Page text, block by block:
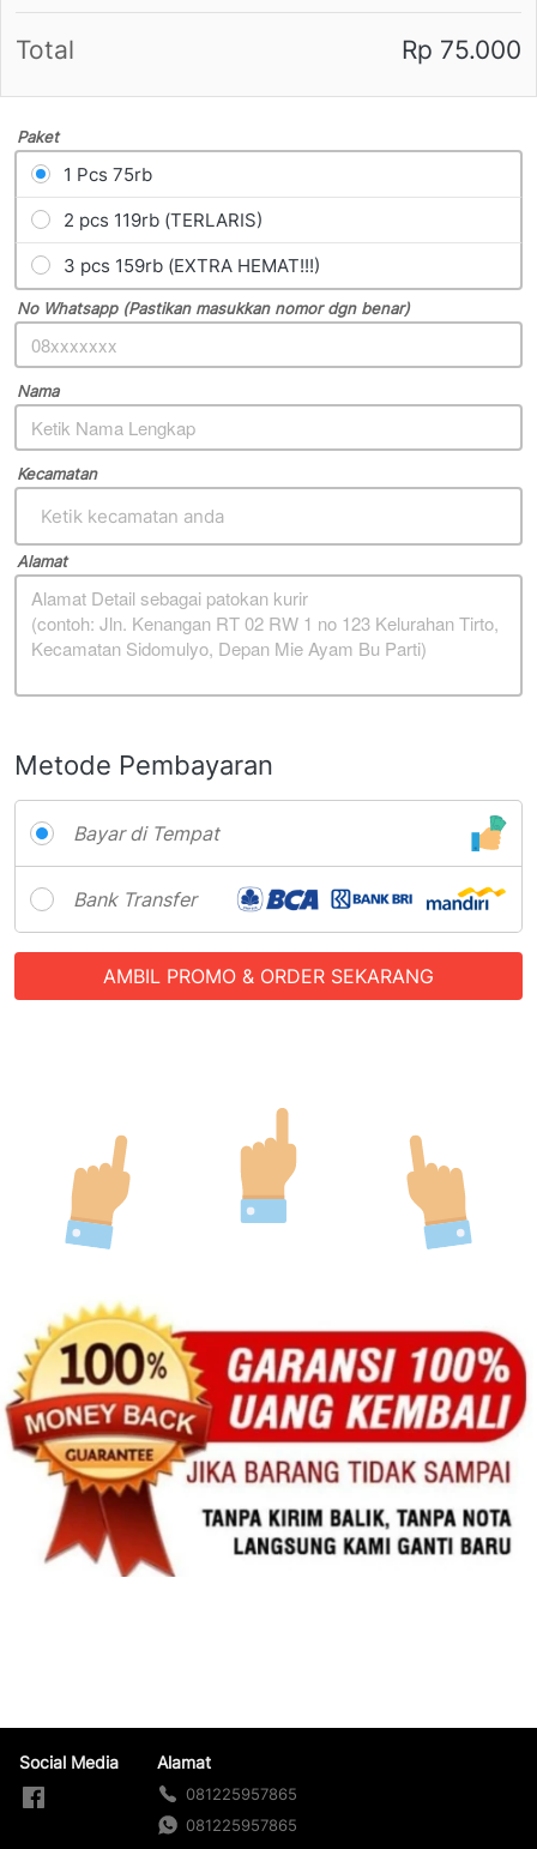
Paket
1 Pcs 75rb
2 pcs 119rb (TERLARIS)
3 pcs 159rb (EXTRA HEMAT!!!)
No Whatsapp (Pastikan masukkan nomor dgn benar)
Nama
Kecamatan
Ketik kecamatan anda
Alamat
Metode Pembayaran
Bayar di Tempat
Bank Transfer
`
AMBIL PROMO & ORDER SEKARANG
Total Rp 75.000
Social Media Alamat
081225957865
081225957865